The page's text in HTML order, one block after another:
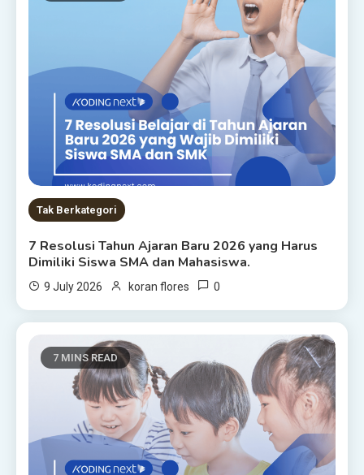
Tak Berkategori
7 Resolusi Tahun Ajaran Baru 2026 yang Harus
Dimiliki Siswa SMA dan Mahasiswa.
9 July 2026 koran flores 0
7 MINS READ